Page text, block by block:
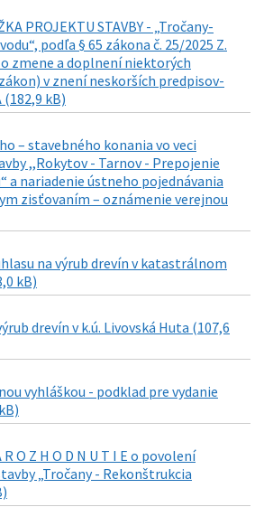
PROJEKTU STAVBY - „Tročany-
podľa § 65 zákona č. 25/2025 Z.
zmene a doplnení niektorých
v znení neskorších predpisov-
(182,9 kB)
– stavebného konania vo veci
,,Rokytov - Tarnov - Prepojenie
a nariadenie ústneho pojednávania
zisťovaním – oznámenie verejnou
na výrub drevín v katastrálnom
kB)
drevín v k.ú. Livovská Huta (107,6
vyhláškou - podklad pre vydanie
R O Z H O D N U T I E o povolení
„Tročany - Rekonštrukcia